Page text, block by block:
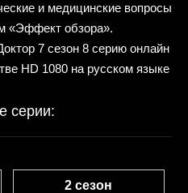
и медицинские вопросы
«Эффект обзора».
7 сезон 8 серию онлайн
HD 1080 на русском языке
серии:
2 сезон